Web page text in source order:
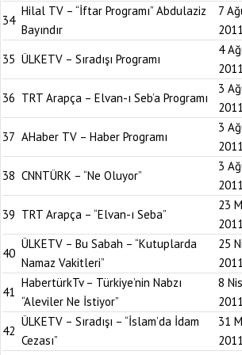
34
Hilal TV – “İftar Programı” Abdulaziz
Bayındır
7
2011
35 ÜLKETV – Sıradışı Programı
4
2011
36 TRT Arapça – Elvan-ı Seb’a Programı
3
2011
37 AHaber TV – Haber Programı
3
2011
38 CNNTÜRK – “Ne Oluyor”
3
2011
39 TRT Arapça – “Elvan-ı Seba”
23
2011
40
ÜLKETV – Bu Sabah – “Kutuplarda
Namaz Vakitleri”
25
2011
41
HabertürkTv – Türkiye’nin Nabzı
“Aleviler Ne İstiyor”
8
2011
42
ÜLKETV – Sıradışı – “İslam’da İdam
Cezası”
31
2011